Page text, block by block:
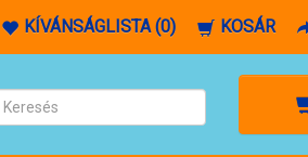
KÍVÁNSÁGLISTA (0) KOSÁR